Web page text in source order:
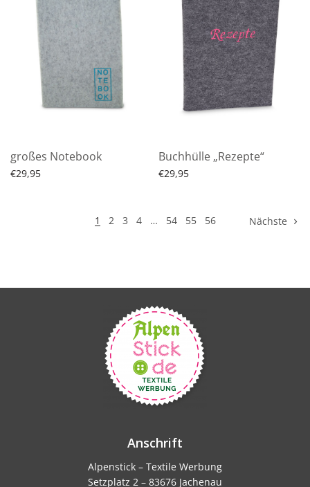
großes Notebook
€29,95
Buchhülle „Rezepte“
€29,95
1 2 3 4 … 54 55 56 Nächste
Anschrift
Alpenstick – Textile Werbung
Setzplatz 2 – 83676 Jachenau